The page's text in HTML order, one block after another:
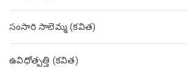
సంసారి సాలెమ్మ (కవిత)
ఉవిధోత్పత్తి (కవిత)